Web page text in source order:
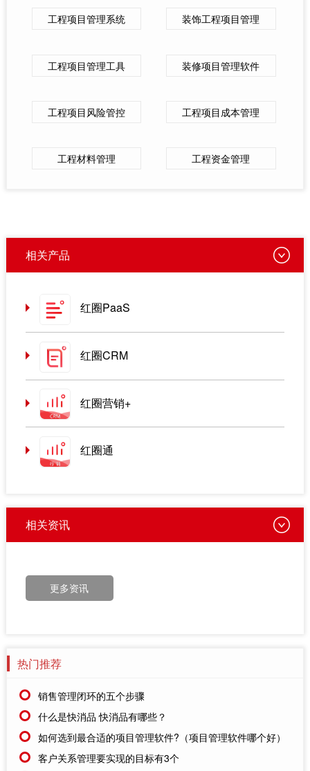
工程项目管理系统 装饰工程项目管理
工程项目管理工具 装修项目管理软件
工程项目风险管控 工程项目成本管理
工程材料管理 工程资金管理
相关产品
红圈PaaS
红圈CRM
红圈营销+
红圈通
相关资讯
更多资讯
热门推荐
销售管理闭环的五个步骤
什么是快消品 快消品有哪些？
如何选到最合适的项目管理软件?（项目管理软件哪个好）
客户关系管理要实现的目标有3个